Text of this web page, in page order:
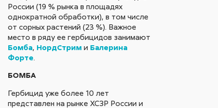
России (19 % рынка в площадях
однократной обработки), в том числе
от сорных растений (23 %). Важное
место в ряду ее гербицидов занимают
Бомба, НордСтрим и Балерина
Форте.
БОМБА
Гербицид уже более 10 лет
представлен на рынке ХСЗР России и